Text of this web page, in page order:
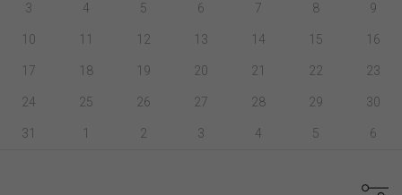
3 4 5 6 7 8 9
10 11 12 13 14 15 16
17 18 19 20 21 22 23
24 25 26 27 28 29 30
31 1 2 3 4 5 6